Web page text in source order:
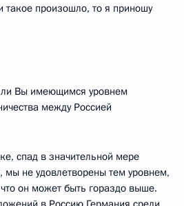
такое произошло, то я приношу
ли Вы имеющимся уровнем
между Россией
спад в значительной мере
мы не удовлетворены тем уровнем,
он может быть гораздо выше.